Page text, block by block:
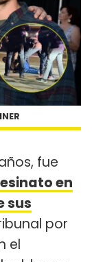
fue
en
sus
por
el